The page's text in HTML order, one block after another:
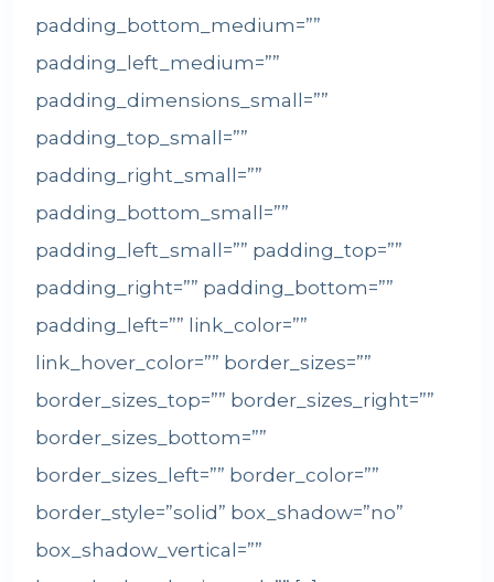
padding_bottom_medium=””
padding_left_medium=””
padding_dimensions_small=””
padding_top_small=””
padding_right_small=””
padding_bottom_small=””
padding_left_small=”” padding_top=””
padding_right=”” padding_bottom=””
padding_left=”” link_color=””
link_hover_color=”” border_sizes=””
border_sizes_top=”” border_sizes_right=””
border_sizes_bottom=””
border_sizes_left=”” border_color=””
border_style=”solid” box_shadow=”no”
box_shadow_vertical=””